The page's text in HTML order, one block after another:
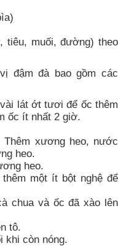
tiêu, muối, đường) theo
đậm đà bao gồm các
lát ớt tươi để ốc thêm
ốc ít nhất 2 giờ.
xương heo, nước
heo.
heo.
một ít bột nghệ để
chua và ốc đã xào lên
tô.
khi còn nóng.